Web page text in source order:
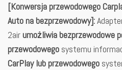
[Konwersja przewodowego
Auto na bezprzewodowy]:
2air umożliwia bezprzewodowe
przewodowego systemu
CarPlay lub przewodowego